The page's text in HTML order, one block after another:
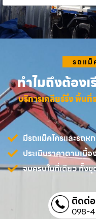
รถแม็
ทำไมถึงต้องเ
บริการเคลียร์ริ่ง พื้น
มีรถแม็คโครและรถ
ประเมินราคาตามเนื้
จบครบในที่เดียว ทั้ง
ติดต่อ
098-